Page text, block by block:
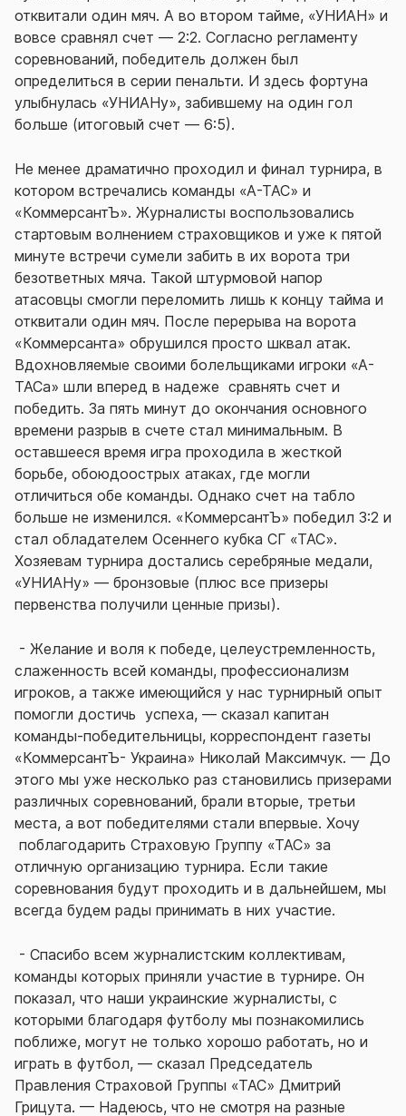
отквитали один мяч. А во втором тайме, «УНИАН» и
вовсе сравнял счет — 2:2. Согласно регламенту
соревнований, победитель должен был
определиться в серии пенальти. И здесь фортуна
улыбнулась «УНИАНу», забившему на один гол
больше (итоговый счет — 6:5).
Не менее драматично проходил и финал турнира, в
котором встречались команды «А-ТАС» и
«КоммерсантЪ». Журналисты воспользовались
стартовым волнением страховщиков и уже к пятой
минуте встречи сумели забить в их ворота три
безответных мяча. Такой штурмовой напор
атасовцы смогли переломить лишь к концу тайма и
отквитали один мяч. После перерыва на ворота
«Коммерсанта» обрушился просто шквал атак.
Вдохновляемые своими болельщиками игроки «А-
ТАСа» шли вперед в надеже сравнять счет и
победить. За пять минут до окончания основного
времени разрыв в счете стал минимальным. В
оставшееся время игра проходила в жесткой
борьбе, обоюдоострых атаках, где могли
отличиться обе команды. Однако счет на табло
больше не изменился. «КоммерсантЪ» победил 3:2 и
стал обладателем Осеннего кубка СГ «ТАС».
Хозяевам турнира достались серебряные медали,
«УНИАНу» — бронзовые (плюс все призеры
первенства получили ценные призы).
- Желание и воля к победе, целеустремленность,
слаженность всей команды, профессионализм
игроков, а также имеющийся у нас турнирный опыт
помогли достичь успеха, — сказал капитан
команды-победительницы, корреспондент газеты
«КоммерсантЪ- Украина» Николай Максимчук. — До
этого мы уже несколько раз становились призерами
различных соревнований, брали вторые, третьи
места, а вот победителями стали впервые. Хочу
поблагодарить Страховую Группу «ТАС» за
отличную организацию турнира. Если такие
соревнования будут проходить и в дальнейшем, мы
всегда будем рады принимать в них участие.
- Спасибо всем журналистским коллективам,
команды которых приняли участие в турнире. Он
показал, что наши украинские журналисты, с
которыми благодаря футболу мы познакомились
поближе, могут не только хорошо работать, но и
играть в футбол, — сказал Председатель
Правления Страховой Группы «ТАС» Дмитрий
Грицута. — Надеюсь, что не смотря на разные